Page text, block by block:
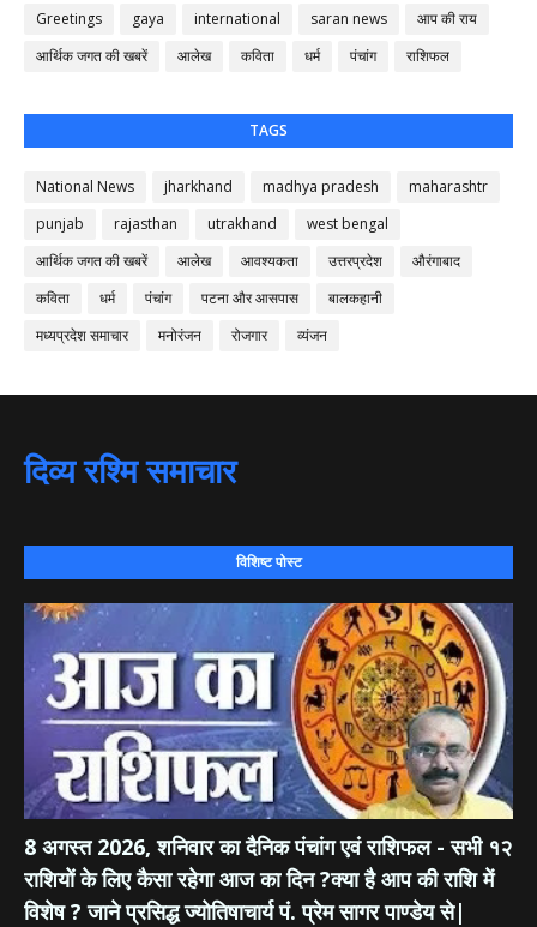
Greetings gaya international saran news
आप की राय
आर्थिक जगत की खबरें
आलेख कविता धर्म पंचांग राशिफल
TAGS
National News jharkhand madhya pradesh
maharashtr
punjab
rajasthan utrakhand
west bengal
आर्थिक जगत की खबरें
आलेख आवश्यकता उत्तरप्रदेश
औरंगाबाद
कविता
धर्म पंचांग पटना और आसपास
बालकहानी
मध्यप्रदेश समाचार
मनोरंजन रोजगार व्यंजन
दिव्य रश्मि समाचार
विशिष्ट पोस्ट
8 अगस्त 2026, शनिवार का दैनिक पंचांग एवं राशिफल - सभी १२
राशियों के लिए कैसा रहेगा आज का दिन ?क्या है आप की राशि में
विशेष ? जाने प्रसिद्ध ज्योतिषाचार्य पं. प्रेम सागर पाण्डेय से|